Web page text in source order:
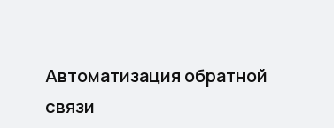
Автоматизация обратной
связи